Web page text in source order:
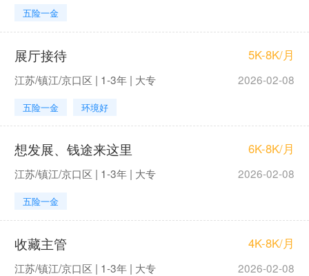
五险一金
展厅接待 5K-8K/月
江苏/镇江/京口区 | 1-3年 | 大专 2026-02-08
五险一金 环境好
想发展、钱途来这里 6K-8K/月
江苏/镇江/京口区 | 1-3年 | 大专 2026-02-08
五险一金
收藏主管 4K-8K/月
江苏/镇江/京口区 | 1-3年 | 大专 2026-02-08